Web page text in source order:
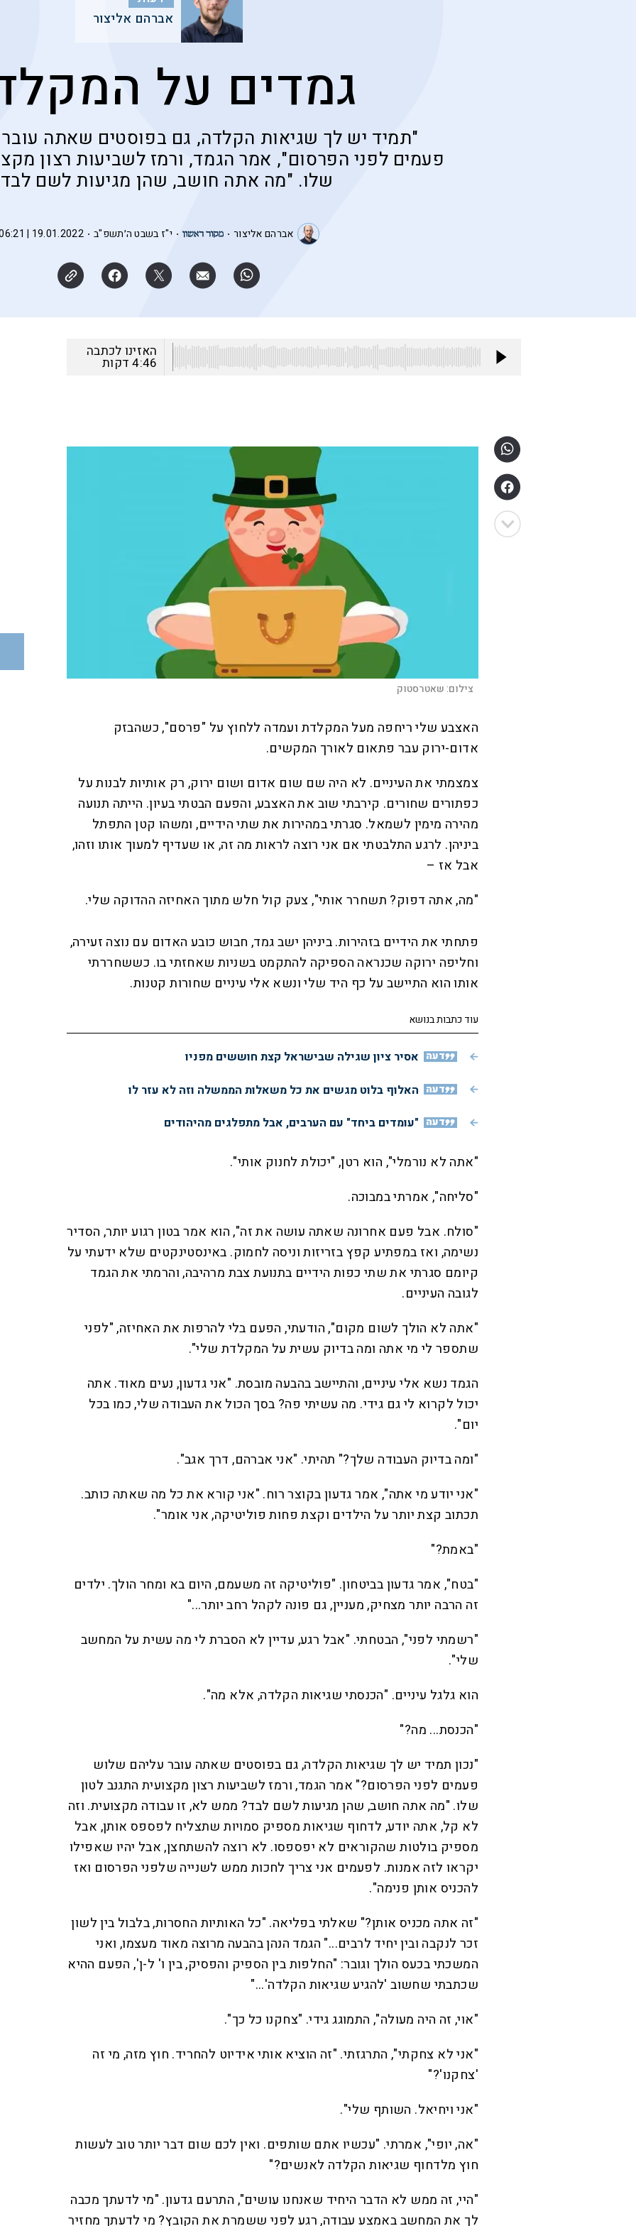
אברהם אליצור
גמדים על
"תמיד יש לך שגיאות הקלדה, גם בפוסטים שאתה
פעמים לפני הפרסום", אמר הגמד, ורמז לשביעות רצון
שלו. "מה אתה חושב, שהן מגיעות לשם
אברהם אליצור י"ז בשבט ה׳תשפ"ב 19.01.2022 | 06:21
האזינו לכתבה
4:46דקות
צילום:שאטרסטוק
האצבע שלי ריחפה מעל המקלדת ועמדה ללחוץ על "פרסם", כשהבזק
אדום-ירוק עבר פתאום לאורך המקשים.
צמצמתי את העיניים. לא היה שם שום אדום ושום ירוק, רק אותיות לבנות על
כפתורים שחורים. קירבתי שוב את האצבע, והפעם הבטתי בעיון. הייתה תנועה
מהירה מימין לשמאל. סגרתי במהירות את שתי הידיים, ומשהו קטן התפתל
ביניהן. לרגע התלבטתי אם אני רוצה לראות מה זה, או שעדיף למעוך אותו וזהו,
אבל אז –
"מה, אתה דפוק? תשחרר אותי", צעק קול חלש מתוך האחיזה ההדוקה שלי.
פתחתי את הידיים בזהירות. ביניהן ישב גמד, חבוש כובע האדום עם נוצה זעירה,
וחליפה ירוקה שכנראה הספיקה להתקמט בשניות שאחזתי בו. כששחררתי
אותו הוא התיישב על כף היד שלי ונשא אלי עיניים שחורות קטנות.
עוד כתבות בנושא
דעה אסיר ציון שגילה שבישראל קצת חוששים מפניו
דעה האלוף בלוט מגשים את כל משאלות הממשלה וזה לא עזר לו
דעה "עומדים ביחד" עם הערבים, אבל מתפלגים מהיהודים
"אתה לא נורמלי", הוא רטן, "יכולת לחנוק אותי".
"סליחה", אמרתי במבוכה.
"סולח. אבל פעם אחרונה שאתה עושה את זה", הוא אמר בטון רגוע יותר, הסדיר
נשימה, ואז במפתיע קפץ בזריזות וניסה לחמוק. באינסטינקטים שלא ידעתי על
קיומם סגרתי את שתי כפות הידיים בתנועת צבת מרהיבה, והרמתי את הגמד
לגובה העיניים.
"אתה לא הולך לשום מקום", הודעתי, הפעם בלי להרפות את האחיזה, "לפני
שתספר לי מי אתה ומה בדיוק עשית על המקלדת שלי".
הגמד נשא אלי עיניים, והתיישב בהבעה מובסת. "אני גדעון, נעים מאוד. אתה
יכול לקרוא לי גם גידי. מה עשיתי פה? בסך הכול את העבודה שלי, כמו בכל
יום".
"ומה בדיוק העבודה שלך?" תהיתי. "אני אברהם, דרך אגב".
"אני יודע מי אתה", אמר גדעון בקוצר רוח. "אני קורא את כל מה שאתה כותב.
תכתוב קצת יותר על הילדים וקצת פחות פוליטיקה, אני אומר".
"באמת?"
"בטח", אמר גדעון בביטחון. "פוליטיקה זה משעמם, היום בא ומחר הולך. ילדים
זה הרבה יותר מצחיק, מעניין, גם פונה לקהל רחב יותר..."
"רשמתי לפני", הבטחתי. "אבל רגע, עדיין לא הסברת לי מה עשית על המחשב
שלי".
הוא גלגל עיניים. "הכנסתי שגיאות הקלדה, אלא מה".
"הכנסת... מה?"
"נכון תמיד יש לך שגיאות הקלדה, גם בפוסטים שאתה עובר עליהם שלוש
פעמים לפני הפרסום?" אמר הגמד, ורמז לשביעות רצון מקצועית התגנב לטון
שלו. "מה אתה חושב, שהן מגיעות לשם לבד? ממש לא, זו עבודה מקצועית. וזה
לא קל, אתה יודע, לדחוף שגיאות מספיק סמויות שתצליח לפספס אותן, אבל
מספיק בולטות שהקוראים לא יפספסו. לא רוצה להשתחצן, אבל יהיו שאפילו
יקראו לזה אמנות. לפעמים אני צריך לחכות ממש לשנייה שלפני הפרסום ואז
להכניס אותן פנימה".
"זה אתה מכניס אותן?" שאלתי בפליאה. "כל האותיות החסרות, בלבול בין לשון
זכר לנקבה ובין יחיד לרבים..." הגמד הנהן בהבעה מרוצה מאוד מעצמו, ואני
המשכתי בכעס הולך וגובר: "החלפות בין הספיק והפסיק, בין ו' ל-ן', הפעם ההיא
שכתבתי שחשוב 'להגיע שגיאות הקלדה'..."
"אוי, זה היה מעולה", התמוגג גידי. "צחקנו כל כך".
"אני לא צחקתי", התרגזתי. "זה הוציא אותי אידיוט להחריד. חוץ מזה, מי זה
'צחקנו'?"
"אני ויחיאל. השותף שלי".
"אה, יופי", אמרתי. "עכשיו אתם שותפים. ואין לכם שום דבר יותר טוב לעשות
חוץ מלדחוף שגיאות הקלדה לאנשים?"
"היי, זה ממש לא הדבר היחיד שאנחנו עושים", התרעם גדעון. "מי לדעתך מכבה
לך את המחשב באמצע עבודה, רגע לפני ששמרת את הקובץ? מי לדעתך מחזיר